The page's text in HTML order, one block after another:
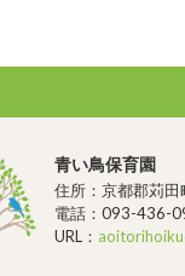
青い鳥保育園
住所：京都郡苅
電話：093-436-
URL：